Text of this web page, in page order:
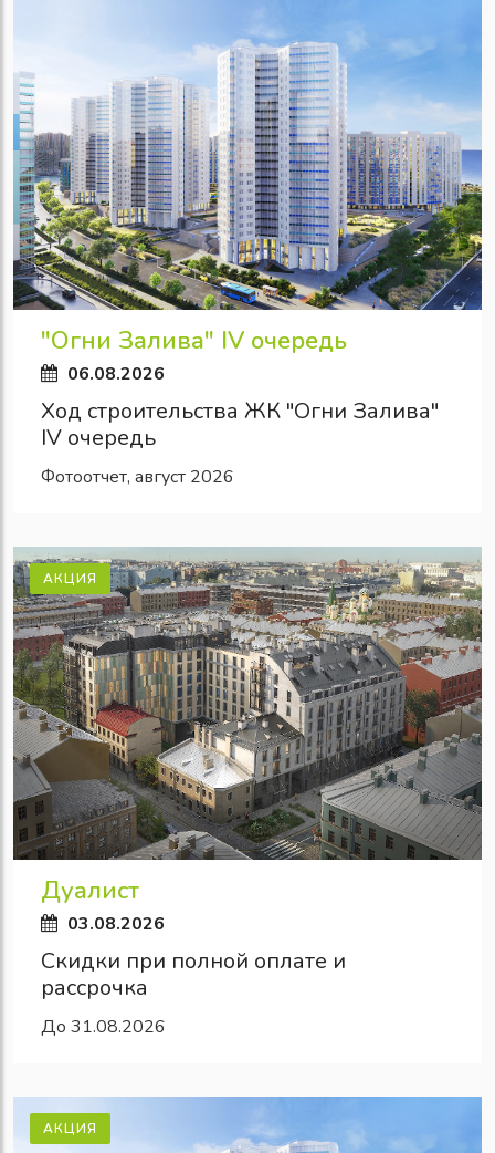
"Огни Залива" IV очередь
06.08.2026
Ход строительства ЖК "Огни Залива"
IV очередь
Фотоотчет, август 2026
АКЦИЯ
Дуалист
03.08.2026
Скидки при полной оплате и
рассрочка
До 31.08.2026
АКЦИЯ